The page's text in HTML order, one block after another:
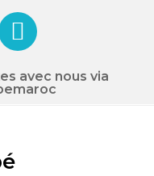
avec nous via